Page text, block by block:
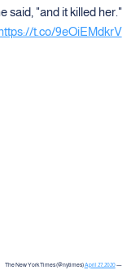
said, "and it killed her."
t.co/9eOiEMdkrV
— The New York Times (@nytimes)
April 27, 2020